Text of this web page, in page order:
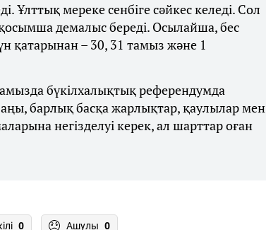
Ұлттық мереке сенбіге сәйкес келеді. Сол
демалыс береді. Осылайша, бес
қатарынан – 30, 31 тамыз және 1
бүкілхалықтық референдумда
барлық басқа жарлықтар, қаулылар мен
негізделуі керек, ал шарттар оған
0 Ашулы 0